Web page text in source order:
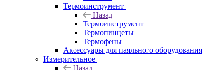
Термоинструмент
Назад
Термоинструмент
Термопинцеты
Термофены
Аксессуары для паяльного оборудования
Измерительное
Назад